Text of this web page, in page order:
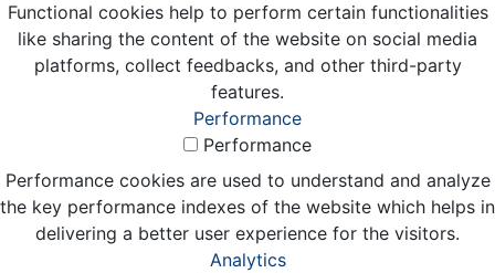
Functional cookies help to perform certain functionalities
like sharing the content of the website on social media
platforms, collect feedbacks, and other third-party
features.
Performance
Performance
Performance cookies are used to understand and analyze
the key performance indexes of the website which helps in
delivering a better user experience for the visitors.
Analytics